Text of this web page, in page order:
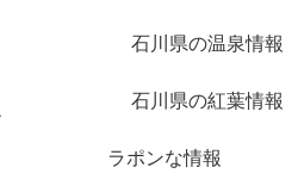
石川県の温泉情報
石川県の紅葉情報
ラポンな情報